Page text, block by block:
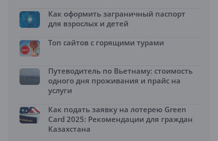
Как оформить заграничный паспорт
для взрослых и детей
Топ сайтов с горящими турами
Путеводитель по Вьетнаму: стоимость
одного дня проживания и прайс на
услуги
Как подать заявку на лотерею Green
Card 2025: Рекомендации для граждан
Казахстана